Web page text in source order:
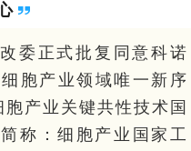
委正式批复同意科诺
胞产业领域唯一新序
产业关键共性技术国
称：细胞产业国家工